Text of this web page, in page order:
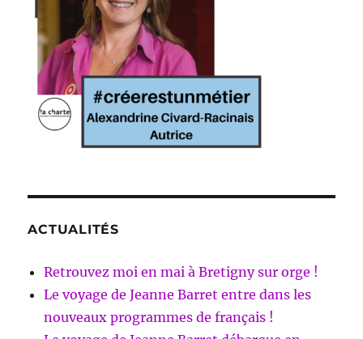
ACTUALITÉS
Retrouvez moi en mai à Bretigny sur orge !
Le voyage de Jeanne Barret entre dans les
nouveaux programmes de français !